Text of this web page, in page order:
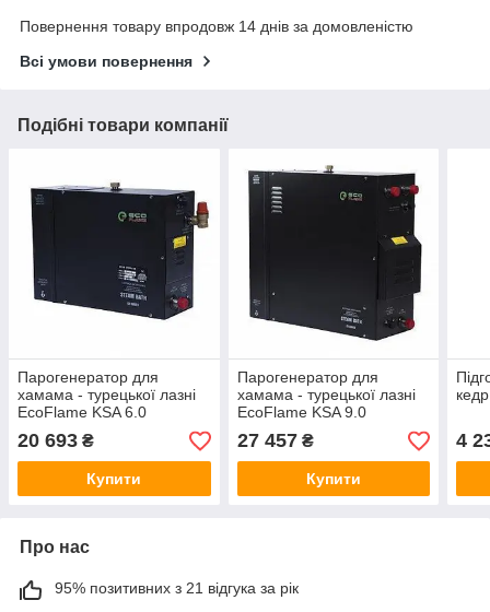
Повернення товару впродовж 14 днів за домовленістю
Всі умови повернення
Подібні товари компанії
Парогенератор для
хамама - турецької лазні
EcoFlame KSA 6.0
20 693 ₴
Купити
Парогенератор для
хамама - турецької лазні
EcoFlame KSA 9.0
27 457₴
Купити
кедр
4
Про нас
95% позитивних з 21 відгука за рік